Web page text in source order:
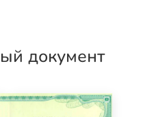
документ